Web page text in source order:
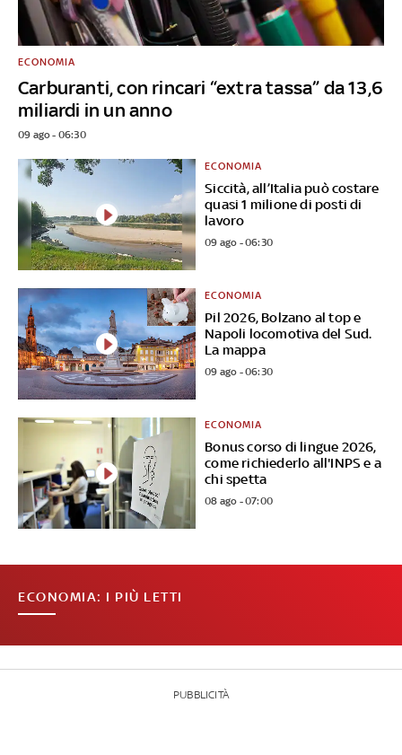
Carburanti, con rincari “extra tassa” da 13,6
miliardi in un anno
ECONOMIA
09 ago - 06:30
Siccità, all’Italia può costare
quasi 1 milione di posti di
lavoro
ECONOMIA
09 ago - 06:30
Pil 2026, Bolzano al top e
Napoli locomotiva del Sud.
La mappa
ECONOMIA
09 ago - 06:30
Bonus corso di lingue 2026,
come richiederlo all'INPS e a
chi spetta
ECONOMIA
08 ago - 07:00
ECONOMIA: I PIÙ LETTI
PUBBLICITÀ